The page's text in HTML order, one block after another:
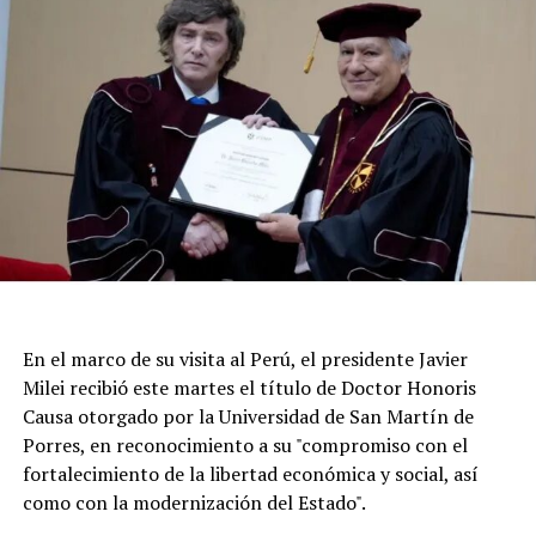
tanto la población permanece expectante por posibles
Según la reconstrucción realizada por los
En el marco de su visita al Perú, el presidente Javier
Milei recibió este martes el título de Doctor Honoris
Causa otorgado por la Universidad de San Martín de
Porres, en reconocimiento a su "compromiso con el
fortalecimiento de la libertad económica y social, así
como con la modernización del Estado".